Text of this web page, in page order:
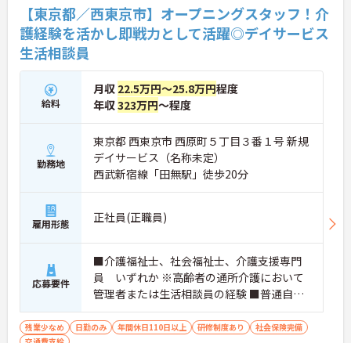
【東京都／西東京市】オープニングスタッフ！介
護経験を活かし即戦力として活躍◎デイサービス
生活相談員
給料
月収 22.5万円～25.8万円程度
年収323万円～程度
勤務地
東京都 西東京市 西原町５丁目３番１号 新規
デイサービス（名称未定）
西武新宿線「田無駅」徒歩20分
雇用形態 正社員(正職員)
応募要件
■介護福祉士、社会福祉士、介護支援専門
員 いずれか ※高齢者の通所介護において
管理者または生活相談員の経験 ■普通自動
車運転免許必須（ＡＴ限定可）
残業少なめ 日勤のみ 年間休日110日以上 研修制度あり
社会保険完備